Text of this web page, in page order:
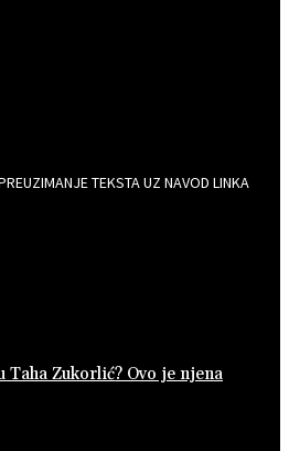
TEKSTA UZ NAVOD LINKA
Zukorlić? Ovo je njena